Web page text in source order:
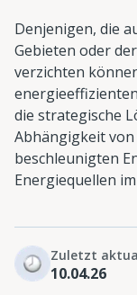
Denjenigen, die
Gebieten oder
verzichten
die strategische
Abhängigkeit
beschleunigten
Energiequellen
Zuletzt
10.04.26